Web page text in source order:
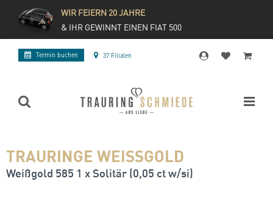
WIR FEIERN 20 JAHRE
& IHR GEWINNT EINEN FIAT 500
Termin buchen 37 Filialen
TRAURINGE WEISSGOLD
Weißgold 585 1 x Solitär (0,05 ct w/si)